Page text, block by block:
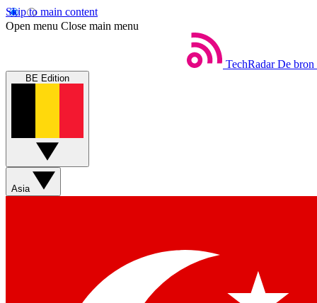
Skip to main content
Open menu Close main menu
TechRadar De bron
BE Edition
Asia